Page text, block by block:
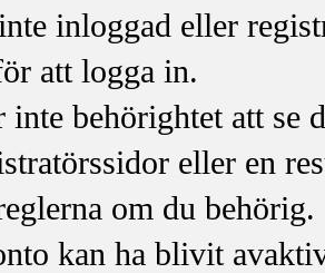
inloggad eller
att logga in.
inte behörightet att se
eller en
om du behörig.
kan ha blivit